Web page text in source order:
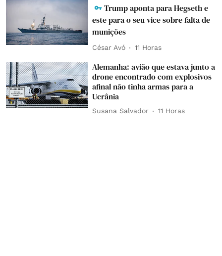
Trump aponta para Hegseth e
este para o seu vice sobre falta de
munições
César Avó 11 Horas
Alemanha: avião que estava junto a
drone encontrado com explosivos
afinal não tinha armas para a
Ucrânia
Susana Salvador 11 Horas